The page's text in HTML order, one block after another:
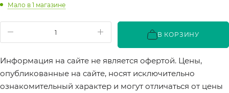
Мало в 1 магазине
В КОРЗИНУ
Информация на сайте не является офертой. Цены,
опубликованные на сайте, носят исключительно
ознакомительный характер и могут отличаться от цены